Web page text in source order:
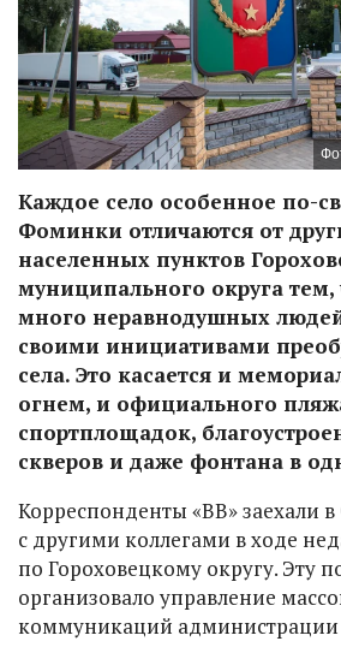
Каждое село особенное по-
Фоминки отличаются от
населенных пунктов
муниципального округа тем,
много неравнодушных
своими инициативами
села. Это касается и
огнем, и официального
спортплощадок,
скверов и даже фонтана в
Корреспонденты «ВВ» заехали
с другими коллегами в ходе
по Гороховецкому округу. Эту
организовало управление
коммуникаций администрации